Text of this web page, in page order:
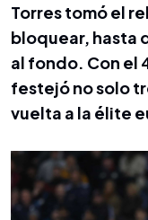
Torres tomó el
bloquear, hasta
al fondo. Con el
festejó no solo
vuelta a la élite